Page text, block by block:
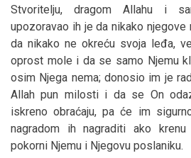
Stvoritelju, dragom Allahu i
upozoravao ih je da nikako
da nikako ne okreću svoja leđa,
oprost mole i da se samo Njemu
osim Njega nema; donosio im je
Allah pun milosti i da se On
iskreno obraćaju, pa će im
nagradom ih nagraditi ako
pokorni Njemu i Njegovu poslaniku.